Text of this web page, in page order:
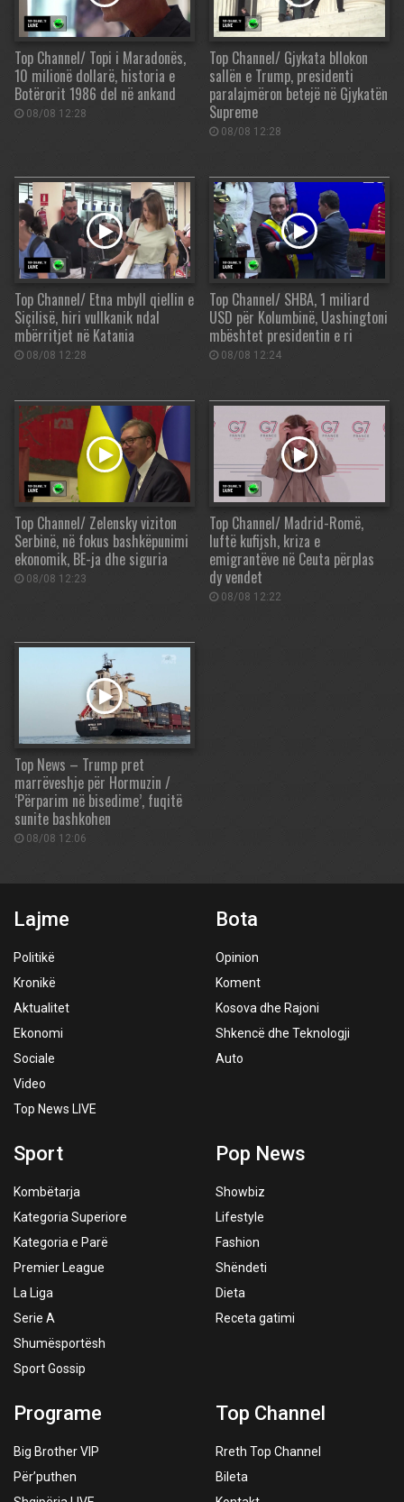
Top Channel/ Topi i Maradonës,
10 milionë dollarë, historia e
Botërorit 1986 del në ankand
08/08 12:28
Top Channel/ Gjykata bllokon
sallën e Trump, presidenti
paralajmëron betejë në Gjykatën
Supreme
08/08 12:28
Top Channel/ Etna mbyll qiellin e
Siçilisë, hiri vullkanik ndal
mbërritjet në Katania
08/08 12:28
Top Channel/ SHBA, 1 miliard
USD për Kolumbinë, Uashingtoni
mbështet presidentin e ri
08/08 12:24
Top Channel/ Zelensky viziton
Serbinë, në fokus bashkëpunimi
ekonomik, BE-ja dhe siguria
08/08 12:23
Top Channel/ Madrid-Romë,
luftë kufijsh, kriza e
emigrantëve në Ceuta përplas
dy vendet
08/08 12:22
Top News – Trump pret
marrëveshje për Hormuzin /
‘Përparim në bisedime’, fuqitë
sunite bashkohen
08/08 12:06
Lajme
Politikë
Kronikë
Aktualitet
Ekonomi
Sociale
Video
Top News LIVE
Bota
Opinion
Koment
Kosova dhe Rajoni
Shkencë dhe Teknologji
Auto
Sport
Kombëtarja
Kategoria Superiore
Kategoria e Parë
Premier League
La Liga
Serie A
Shumësportësh
Sport Gossip
Pop News
Showbiz
Lifestyle
Fashion
Shëndeti
Dieta
Receta gatimi
Programe
Big Brother VIP
Për’puthen
Top Channel
Rreth Top Channel
Bileta